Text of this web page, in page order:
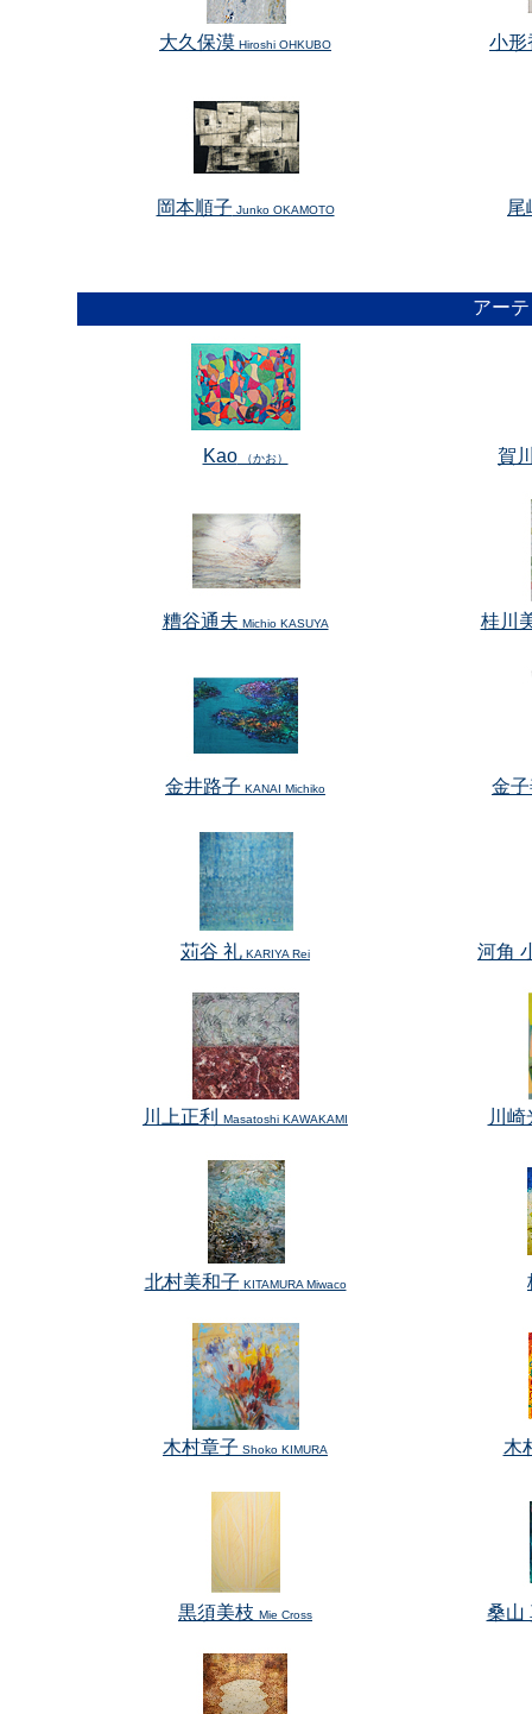
大久保漠 Hiroshi OHKUBO 小形
岡本順子 Junko OKAMOTO 尾
アー
Kao（かお） 賀
糟谷通夫 Michio KASUYA 桂川
金井路子 KANAI Michiko 金
苅谷 礼 KARIYA Rei 河角
川上正利 Masatoshi KAWAKAMI 川崎
北村美和子 KITAMURA Miwaco
木村章子 Shoko KIMURA 木
黒須美枝 Mie Cross 桑山